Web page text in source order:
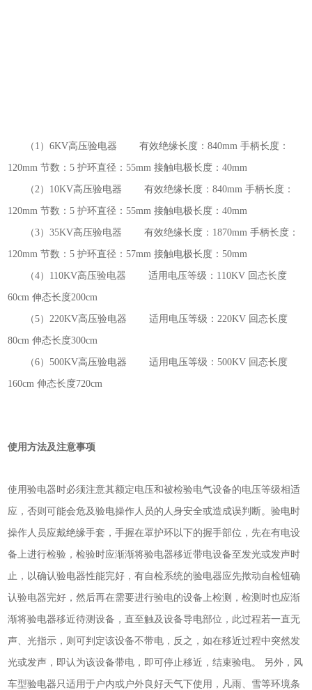
（1 ）6KV高压验电器 有效绝缘长度：840mm手柄长度：
120mm节数：5护环直径：55mm接触电极长度：40mm
（2） 10KV高压验电器 有效绝缘长度：840mm手柄长度：
120mm节数：5护环直径：55mm接触电极长度：40mm
（3）35KV高压验电器 有效绝缘长度： 1870mm手柄长度：
120mm节数：5护环直径：57mm接触电极长度：50mm
（4） 110KV高压验电器 适用电压等级： 110KV 回态长度
60cm伸态长度200cm
（5）220KV高压验电器 适用电压等级：220KV 回态长度
80cm伸态长度300cm
（6）500KV高压验电器 适用电压等级：500KV 回态长度
160cm伸态长度720cm
使用方法及注意事项
使用验电器时必须注意其额定电压和被检验电气设备的电压等级相适
应，否则可能会危及验电操作人员的人身安全或造成误判断。验电时
操作人员应戴绝缘手套，手握在罩护环以下的握手部位，先在有电设
备上进行检验，检验时应渐渐将验电器移近带电设备至发光或发声时
止，以确认验电器性能完好，有自检系统的验电器应先揿动自检钮确
认验电器完好，然后再在需要进行验电的设备上检测，检测时也应渐
渐将验电器移近待测设备，直至触及设备导电部位，此过程若一直无
声、光指示，则可判定该设备不带电，反之，如在移近过程中突然发
光或发声，即认为该设备带电，即可停止移近，结束验电。 另外，风
车型验电器只适用于户内或户外良好天气下使用，凡雨、雪等环境条